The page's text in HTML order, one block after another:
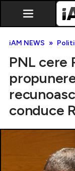
iAM NEWS
PNL cere
conduce